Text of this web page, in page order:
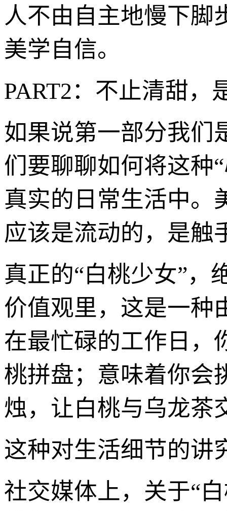
人不由自主地慢下脚
美学自信。
PART2：不止清甜，
如果说第一部分我们
们要聊聊如何将这种
真实的日常生活中。
应该是流动的，是触
真正的“白桃少女”，
价值观里，这是一种
在最忙碌的工作日，
桃拼盘；意味着你会
烛，让白桃与乌龙茶
这种对生活细节的讲
社交媒体上，关于“